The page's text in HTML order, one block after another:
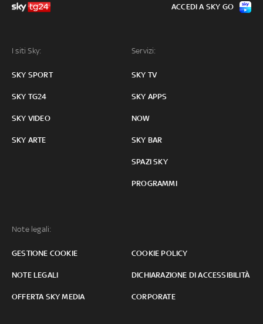
I siti Sky:
SKY SPORT
SKY TG24
SKY VIDEO
SKY ARTE
Servizi:
SKY TV
SKY APPS
NOW
SKY BAR
SPAZI SKY
PROGRAMMI
Note legali:
GESTIONE COOKIE COOKIE POLICY
NOTE LEGALI DICHIARAZIONE DI ACCESSIBILITÀ
OFFERTA SKY MEDIA CORPORATE
ACCEDI A SKY GO